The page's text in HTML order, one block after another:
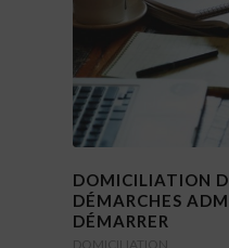
DOMICILIATION
DÉMARCHES
DÉMARRER
DOMICILIATION